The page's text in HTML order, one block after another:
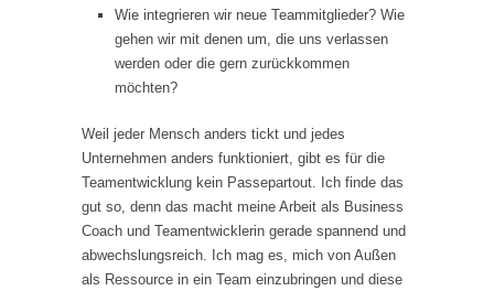
Wie integrieren wir neue Teammitglieder? Wie
gehen wir mit denen um, die uns verlassen
werden oder die gern zurückkommen
möchten?
Weil jeder Mensch anders tickt und jedes
Unternehmen anders funktioniert, gibt es für die
Teamentwicklung kein Passepartout. Ich finde das
gut so, denn das macht meine Arbeit als Business
Coach und Teamentwicklerin gerade spannend und
abwechslungsreich. Ich mag es, mich von Außen
als Ressource in ein Team einzubringen und diese